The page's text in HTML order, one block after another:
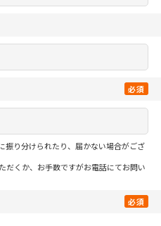
必須
振り分けられたり、届かない場合がござ
だくか、お手数ですがお電話にてお問い
必須